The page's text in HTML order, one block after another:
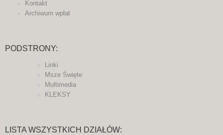
Kontakt
Archiwum wpłat
PODSTRONY:
Linki
Msze Święte
Multimedia
KLEKSY
LISTA WSZYSTKICH DZIAŁÓW: